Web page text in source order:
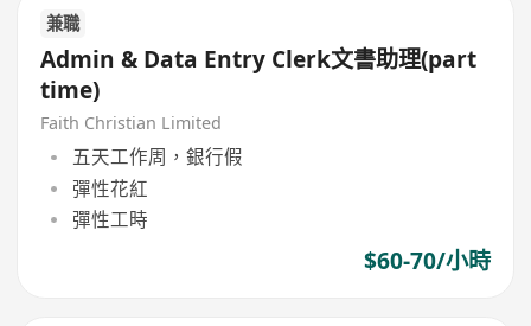
兼職
Admin & Data Entry Clerk文書助理(part
time)
Faith Christian Limited
五天工作周，銀行假
彈性花紅
彈性工時
$60-70/小時